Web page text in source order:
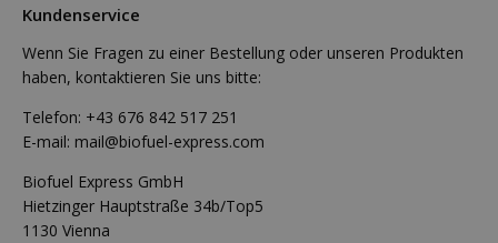
Kundenservice
Wenn Sie Fragen zu einer Bestellung oder unseren Produkten
haben, kontaktieren Sie uns bitte:
Telefon: +43 676 842 517 251
E-mail: mail@biofuel-express.com
Biofuel Express GmbH
Hietzinger Hauptstraße 34b/Top5
1130 Vienna